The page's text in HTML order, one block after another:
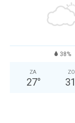
38%
ZA
27°
ZO
31